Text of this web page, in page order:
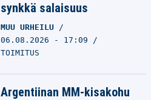
synkkä salaisuus
MUU URHEILU
06.08.2026 - 17:09
TOIMITUS
Argentiinan MM-kisakohu